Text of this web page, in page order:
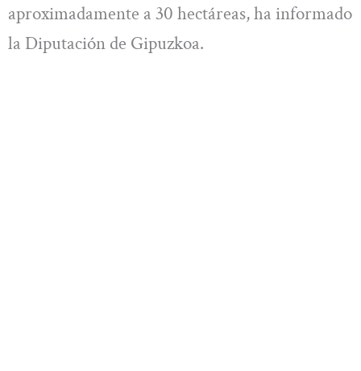
aproximadamente a 30 hectáreas, ha informado
la Diputación de Gipuzkoa.